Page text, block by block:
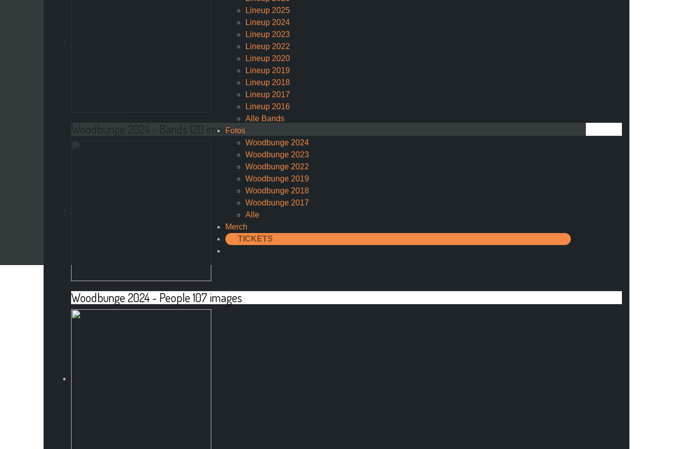
Lineup 2025
Lineup 2024
Lineup 2023
Lineup 2022
Lineup 2020
Lineup 2019
Lineup 2018
Lineup 2017
Lineup 2016
Alle Bands
Fotos
Woodbunge 2024
Woodbunge 2023
Woodbunge 2022
Woodbunge 2019
Woodbunge 2018
Woodbunge 2017
Alle
Merch
TICKETS
Woodbunge 2024 - Bands 120 images
Woodbunge 2024 - People107 images